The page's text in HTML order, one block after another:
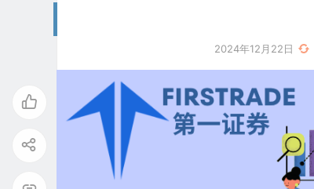
2024年12月22日